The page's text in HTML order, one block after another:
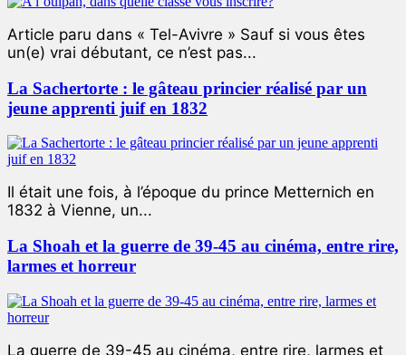
Article paru dans « Tel-Avivre » Sauf si vous êtes
un(e) vrai débutant, ce n’est pas...
La Sachertorte : le gâteau princier réalisé par un
jeune apprenti juif en 1832
Il était une fois, à l’époque du prince Metternich en
1832 à Vienne, un...
La Shoah et la guerre de 39-45 au cinéma, entre rire,
larmes et horreur
La guerre de 39-45 au cinéma, entre rire, larmes et